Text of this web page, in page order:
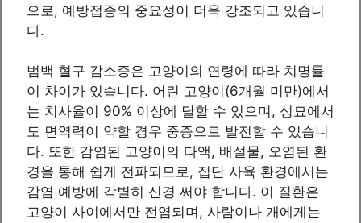
으로, 예방접종의 중요성이 더욱 강조되고 있습니
다.
범백 혈구 감소증은 고양이의 연령에 따라 치명률
이 차이가 있습니다. 어린 고양이(6개월 미만)에서
는 치사율이 90% 이상에 달할 수 있으며, 성묘에서
도 면역력이 약할 경우 중증으로 발전할 수 있습니
다. 또한 감염된 고양이의 타액, 배설물, 오염된 환
경을 통해 쉽게 전파되므로, 집단 사육 환경에서는
감염 예방에 각별히 신경 써야 합니다. 이 질환은
고양이 사이에서만 전염되며, 사람이나 개에게는